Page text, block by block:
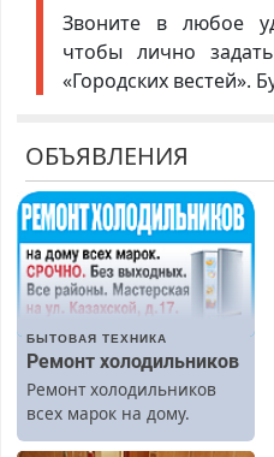
Звоните в любое
чтобы лично
«Городских
ОБЪЯВЛЕНИЯ
БЫТОВАЯ ТЕХНИКА
Ремонт холодильников
Ремонт холодильников
всех марок на дому.